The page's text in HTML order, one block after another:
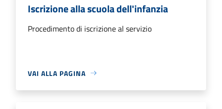
Iscrizione alla scuola dell'infanzia
Procedimento di iscrizione al servizio
VAI ALLA PAGINA